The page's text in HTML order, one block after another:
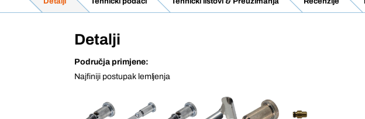
Detalji
Područja primjene:
Najfiniji postupak lemljenja